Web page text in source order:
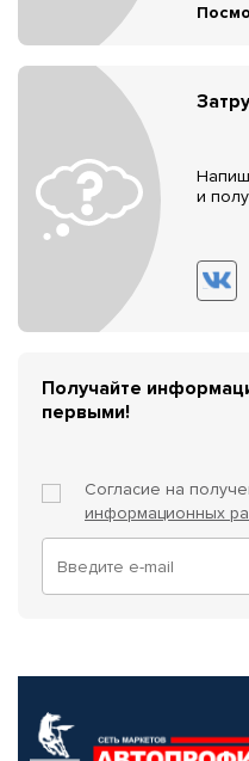
и
Получайте
первыми!
Согласие на
информационных